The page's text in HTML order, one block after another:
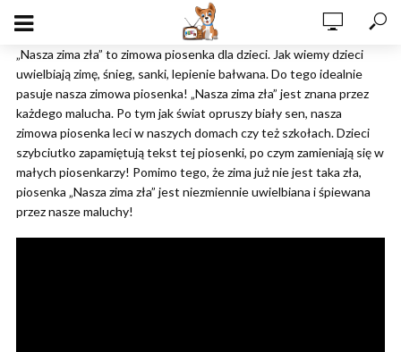
„Nasza zima zła” to zimowa piosenka dla dzieci. Jak wiemy dzieci
uwielbiają zimę, śnieg, sanki, lepienie bałwana. Do tego idealnie
pasuje nasza zimowa piosenka! „Nasza zima zła” jest znana przez
każdego malucha. Po tym jak świat opruszy biały sen, nasza
zimowa piosenka leci w naszych domach czy też szkołach. Dzieci
szybciutko zapamiętują tekst tej piosenki, po czym zamieniają się w
małych piosenkarzy! Pomimo tego, że zima już nie jest taka zła,
piosenka „Nasza zima zła” jest niezmiennie uwielbiana i śpiewana
przez nasze maluchy!